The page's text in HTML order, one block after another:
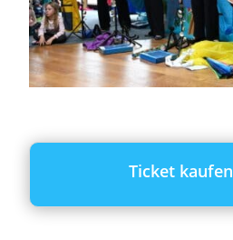
Ticket kaufen